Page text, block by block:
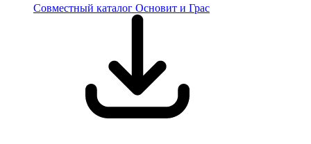
Совместный каталог Основит и Грас